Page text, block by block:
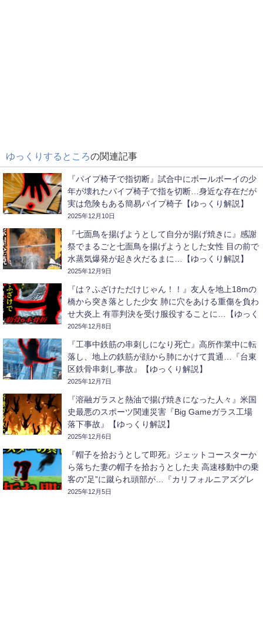
ゆっくりするところの関連記事
『パイプ椅子で指切断』試合中にボールボーイの少
年が壊れたパイプ椅子で指を切断…身近な存在だが
実は危険もある簡易パイプ椅子【ゆっくり解説】
2025年12月10日
『七面鳥を揚げようとして自分が揚げ焼きに』感謝
祭でまるごと七面鳥を揚げようとした女性 目の前で
水蒸気爆発が起き火だるまに…【ゆっくり解説】
2025年12月9日
『は？ふざけただけじゃん！！』友人を地上18mの
橋から突き落とした少女 肺に穴をあける重傷を負わ
せ大炎上 有罪判決を受け服役することに…【ゆっく
り解説】
2025年12月8日
『工事中鉄筋の串刺しになり死亡』高所作業中に転
落し、地上の鉄筋が顔から肺にかけて貫通…『台東
区鉄骨串刺し事故』【ゆっくり解説】
2025年12月7日
『溶融ガラスと熱油で揚げ焼きになった人々』米国
史最悪のスポーツ関連災害『Big Gameガラス工場
落下事故』【ゆっくり解説】
2025年12月6日
『帽子を拾おうとして即死』ジェットコースターか
ら落ちた妻の帽子を拾おうとした夫 高速移動中の乗
客の”足”に蹴られ頭部が…『カリフォルニアズグレ
ートアメリカコースター激突事故』【ゆっくり解
2025年12月5日